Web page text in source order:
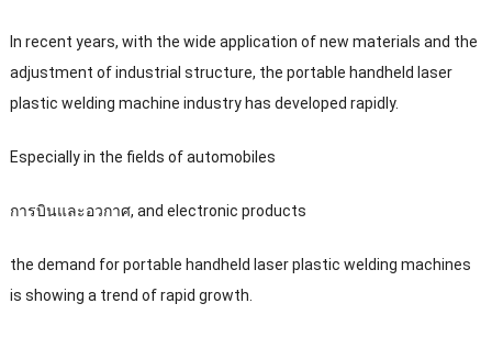
In recent years, with the wide application of new materials and the
adjustment of industrial structure, the portable handheld laser
plastic welding machine industry has developed rapidly.
Especially in the fields of automobiles
การบินและอวกาศ, and electronic products
the demand for portable handheld laser plastic welding machines
is showing a trend of rapid growth